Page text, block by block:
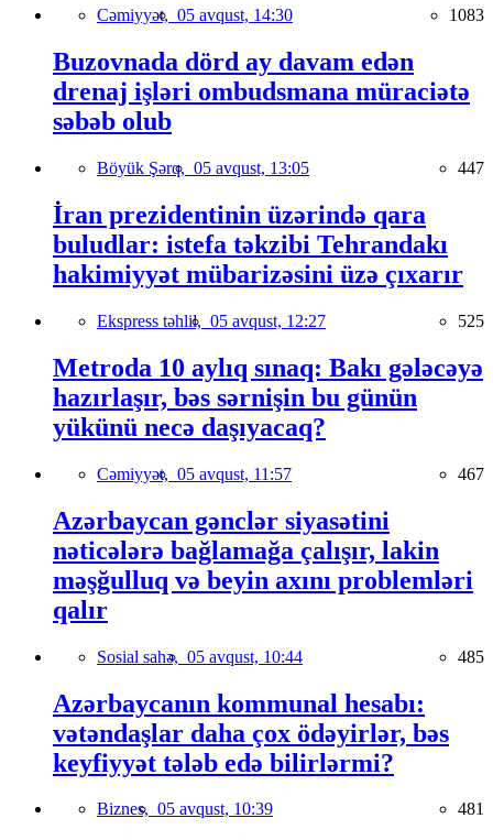
Cəmiyyət, 05 avqust, 14:30 1083
Buzovnada dörd ay davam edən
drenaj işləri ombudsmana müraciətə
səbəb olub
Böyük Şərq, 05 avqust, 13:05 447
İran prezidentinin üzərində qara
buludlar: istefa təkzibi Tehrandakı
hakimiyyət mübarizəsini üzə çıxarır
Ekspress təhlil, 05 avqust, 12:27 525
Metroda 10 aylıq sınaq: Bakı gələcəyə
hazırlaşır, bəs sərnişin bu günün
yükünü necə daşıyacaq?
Cəmiyyət, 05 avqust, 11:57 467
Azərbaycan gənclər siyasətini
nəticələrə bağlamağa çalışır, lakin
məşğulluq və beyin axını problemləri
qalır
Sosial sahə, 05 avqust, 10:44 485
Azərbaycanın kommunal hesabı:
vətəndaşlar daha çox ödəyirlər, bəs
keyfiyyət tələb edə bilirlərmi?
Biznes, 05 avqust, 10:39 481